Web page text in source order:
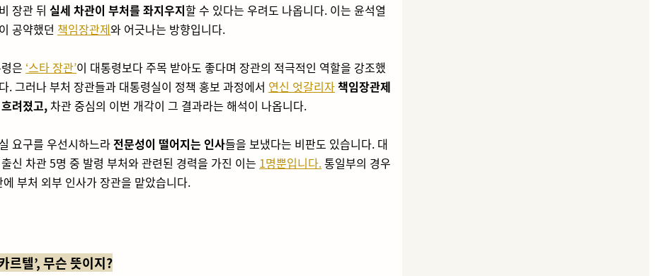
장관 뒤 실세 차관이 부처를 좌지우지할 수 있다는 우려도 나옵니다. 이는 윤석열
공약했던 책임장관제와 어긋나는 방향입니다.
은 ‘스타 장관’이 대통령보다 주목 받아도 좋다며 장관의 적극적인 역할을 강조했
. 그러나 부처 장관들과 대통령실이 정책 홍보 과정에서 연신 엇갈리자책임장관제
려졌고,차관 중심의 이번 개각이 그 결과라는 해석이 나옵니다.
요구를 우선시하느라전문성이 떨어지는 인사들을 보냈다는 비판도 있습니다. 대
신 차관 5명 중 발령 부처와 관련된 경력을 가진 이는 1명뿐입니다.통일부의 경우
부처 외부 인사가 장관을 맡았습니다.
르텔’, 무슨 뜻이지?